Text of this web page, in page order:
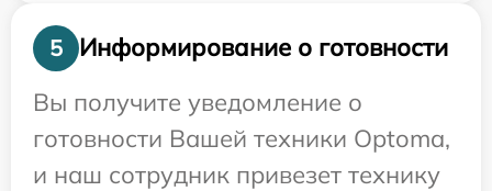
5
Информирование о готовности
Вы получите уведомление о
готовности Вашей техники Optoma,
и наш сотрудник привезет технику